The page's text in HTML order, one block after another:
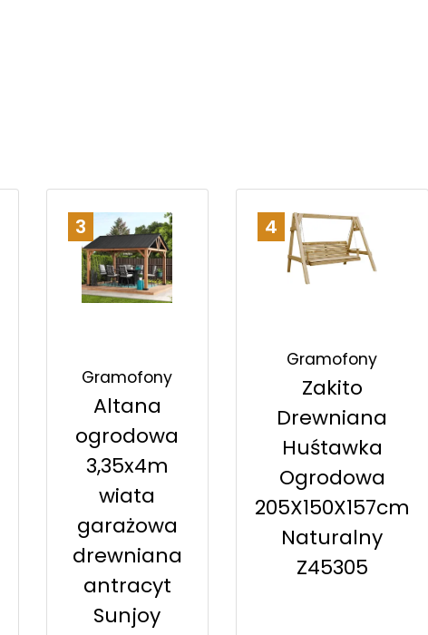
3
Gramofony
Altana
ogrodowa
3,35x4m
wiata
garażowa
drewniana
antracyt
Sunjoy
4
Gramofony
Zakito
Drewniana
Huśtawka
Ogrodowa
205X150X157cm
Naturalny
Z45305